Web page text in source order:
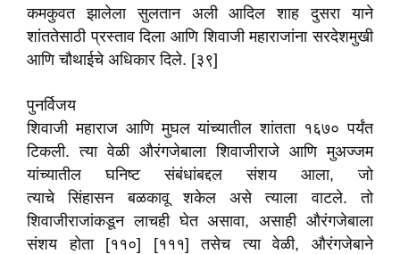
कमकुवत झालेला सुलतान अली आदिल शाह दुसरा याने
शांततेसाठी प्रस्ताव दिला आणि शिवाजी महाराजांना सरदेशमुखी
आणि चौथाईचे अधिकार दिले. [३९]
पुनर्विजय
शिवाजी महाराज आणि मुघल यांच्यातील शांतता १६७० पर्यंत
टिकली. त्या वेळी औरंगजेबाला शिवाजीराजे आणि मुअज्जम
यांच्यातील घनिष्ट संबंधांबद्दल संशय आला, जो
त्याचे सिंहासन बळकावू शकेल असे त्याला वाटले. तो
शिवाजीराजांकडून लाचही घेत असावा, असाही औरंगजेबाला
संशय होता [११०] [१११] तसेच त्या वेळी, औरंगजेबाने